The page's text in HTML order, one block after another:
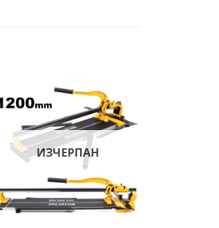
Добави
в
желани
+
ИЗЧЕРПАН